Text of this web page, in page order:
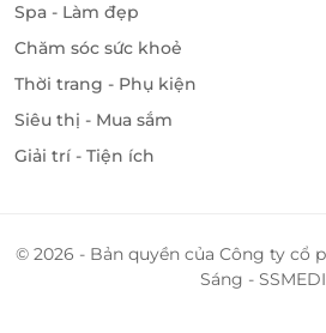
Spa - Làm đẹp
Chăm sóc sức khoẻ
Thời trang - Phụ kiện
Siêu thị - Mua sắm
Giải trí - Tiện ích
© 2026 - Bản quyền của Công ty cổ
Sáng -